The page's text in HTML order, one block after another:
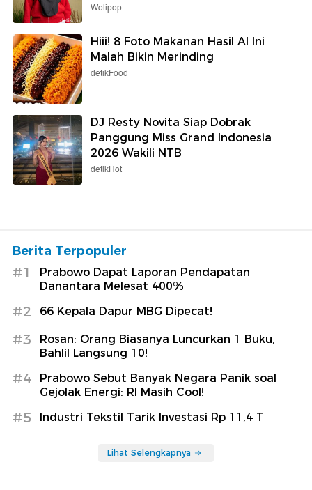
Wolipop
Hiii! 8 Foto Makanan Hasil AI Ini
Malah Bikin Merinding
detikFood
DJ Resty Novita Siap Dobrak
Panggung Miss Grand Indonesia
2026 Wakili NTB
detikHot
Berita Terpopuler
#1
Prabowo Dapat Laporan Pendapatan
Danantara Melesat 400%
#2 66 Kepala Dapur MBG Dipecat!
#3
Rosan: Orang Biasanya Luncurkan 1 Buku,
Bahlil Langsung 10!
#4
Prabowo Sebut Banyak Negara Panik soal
Gejolak Energi: RI Masih Cool!
#5 Industri Tekstil Tarik Investasi Rp 11,4 T
Lihat Selengkapnya